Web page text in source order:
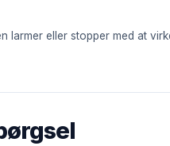
larmer eller stopper med at